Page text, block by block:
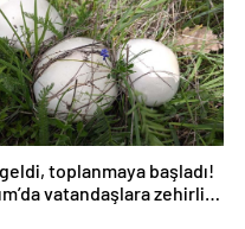
toplanmaya başladı!
vatandaşlara zehirli